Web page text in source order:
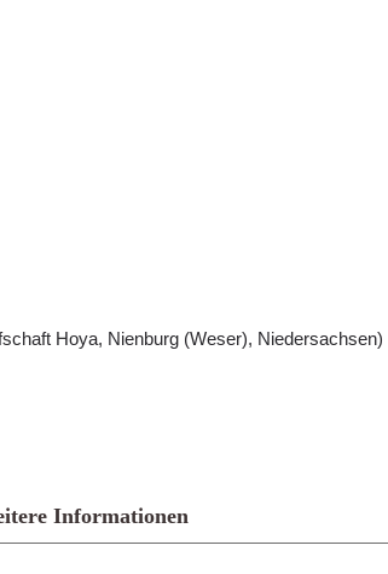
Hoya, Nienburg (Weser), Niedersachsen)
Informationen